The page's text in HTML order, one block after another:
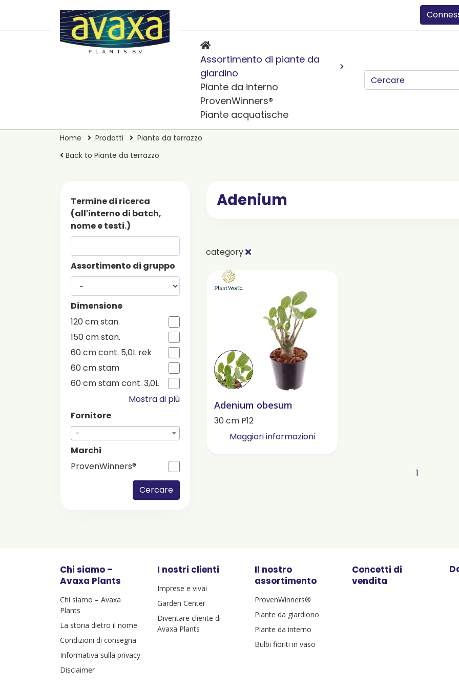
Assortimento di piante da
giardino
Piante da interno
ProvenWinners®
Piante acquatische
Home Prodotti
Piante da terrazzo
Back to Piante da terrazzo
Termine di ricerca
(all'interno di batch,
nome e testi.)
Assortimento di gruppo
Dimensione
120 cm stan.
150 cm stan.
60 cm cont. 5,0L rek
60 cm stam
60 cm stam cont. 3,0L
Mostra di più
Fornitore
-
Marchi
ProvenWinners®
Cercare
Adenium
category
Adenium obesum
30 cm P12
Maggiori informazioni
1
Chi siamo –
Avaxa Plants
Chi siamo – Avaxa
Plants
La storia dietro il nome
Condizioni di consegna
Informativa sulla privacy
Disclaimer
I nostri clienti
Imprese e vivai
Garden Center
Diventare cliente di
Avaxa Plants
Il nostro
assortimento
ProvenWinners®
Piante da giardiono
Piante da interno
Bulbi fioriti in vaso
Concetti di
vendita